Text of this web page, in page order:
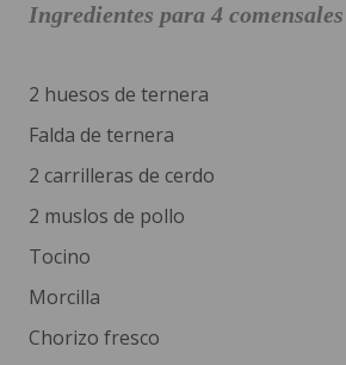
Ingredientes para 4 comensales
2 huesos de ternera
Falda de ternera
2 carrilleras de cerdo
2 muslos de pollo
Tocino
Morcilla
Chorizo fresco